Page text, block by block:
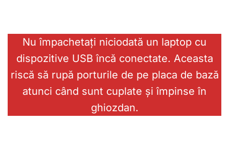
Nu împachetați niciodată un laptop cu
dispozitive USB încă conectate. Aceasta
riscă să rupă porturile de pe placa de bază
atunci când sunt cuplate și împinse în
ghiozdan.